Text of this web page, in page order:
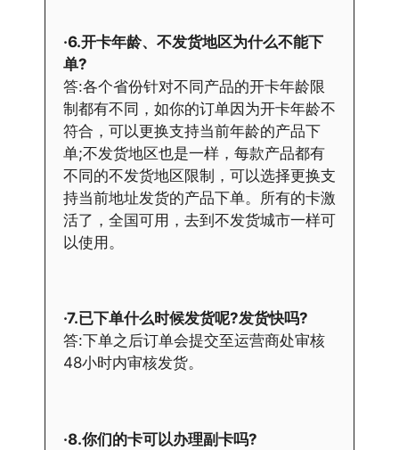
·6.开卡年龄、不发货地区为什么不能下
单?
答:各个省份针对不同产品的开卡年龄限
制都有不同，如你的订单因为开卡年龄不
符合，可以更换支持当前年龄的产品下
单;不发货地区也是一样，每款产品都有
不同的不发货地区限制，可以选择更换支
持当前地址发货的产品下单。所有的卡激
活了，全国可用，去到不发货城市一样可
以使用。
·7.已下单什么时候发货呢?发货快吗?
答:下单之后订单会提交至运营商处审核
48小时内审核发货。
·8.你们的卡可以办理副卡吗?